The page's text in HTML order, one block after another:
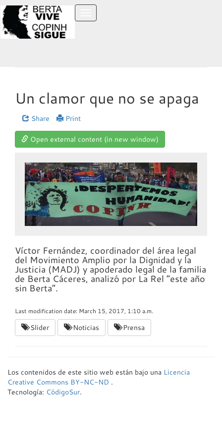
navigation
Un clamor que no se apaga
Share Print
Open external content (in new window)
Víctor Fernández, coordinador del área legal
del Movimiento Amplio por la Dignidad y la
Justicia (MADJ) y apoderado legal de la familia
de Berta Cáceres, analizó por La Rel “este año
sin Berta”.
Last modification date: March 15, 2017, 1:10 a.m.
Slider Noticias Prensa
Los contenidos de este sitio web están bajo una Licencia
Creative Commons BY-NC-ND .
Tecnología: CódigoSur.